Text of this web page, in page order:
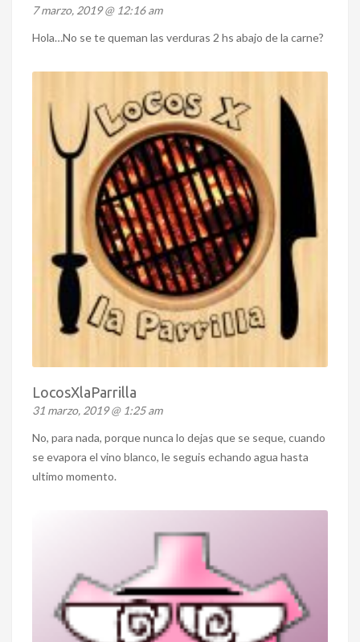
7 marzo, 2019 @ 12:16 am
Hola…No se te queman las verduras 2 hs abajo de la carne?
LocosXlaParrilla
31 marzo, 2019 @ 1:25 am
No, para nada, porque nunca lo dejas que se seque, cuando
se evapora el vino blanco, le seguis echando agua hasta
ultimo momento.